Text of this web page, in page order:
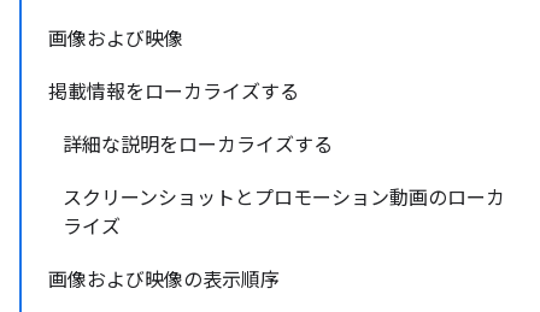
画像および映像
掲載情報をローカライズする
詳細な説明をローカライズする
スクリーンショットとプロモーション動画のローカ
ライズ
画像および映像の表示順序